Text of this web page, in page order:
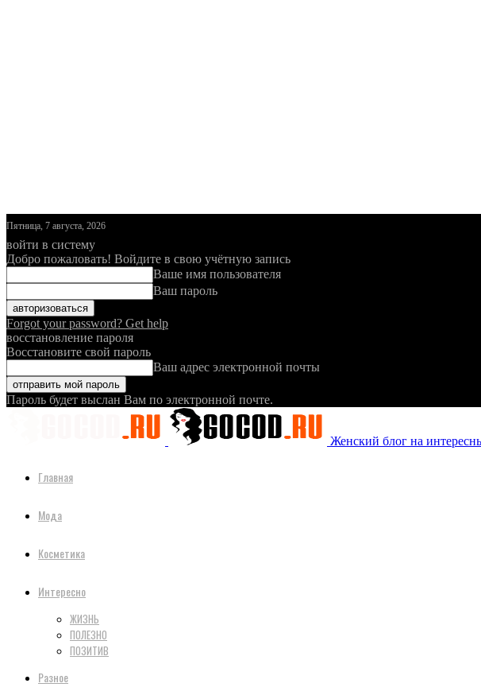
Пятница, 7 августа, 2026
войти в систему
Добро пожаловать! Войдите в свою учётную запись
Ваше имя пользователя
Ваш пароль
Forgot your password? Get help
восстановление пароля
Восстановите свой пароль
Ваш адрес электронной почты
Пароль будет выслан Вам по электронной почте.
Женский блог на
Главная
Мода
Косметика
Интересно
ЖИЗНЬ
ПОЛЕЗНО
ПОЗИТИВ
Разное